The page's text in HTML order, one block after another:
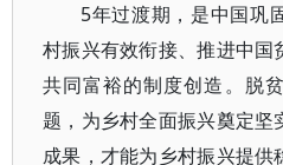
5年过渡期，是中国巩
村振兴有效衔接、推进中国
共同富裕的制度创造。脱
题，为乡村全面振兴奠定坚
成果，才能为乡村振兴提供